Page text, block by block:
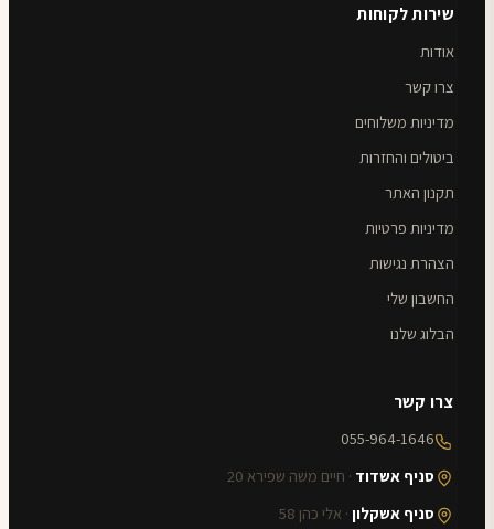
שירות לקוחות
אודות
צרו קשר
מדיניות משלוחים
ביטולים והחזרות
תקנון האתר
מדיניות פרטיות
הצהרת נגישות
החשבון שלי
הבלוג שלנו
צרו קשר
055-964-1646
סניף אשדוד · חיים משה שפירא 20
סניף אשקלון · אלי כהן 58